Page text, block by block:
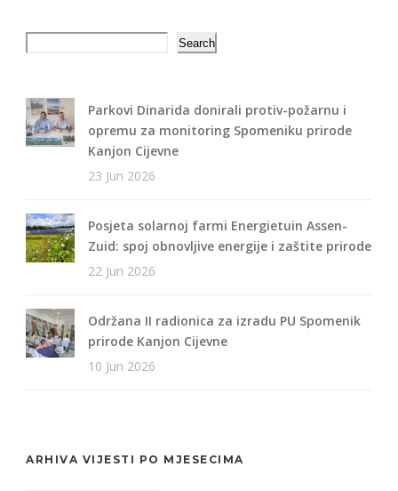
Search
Parkovi Dinarida donirali protiv-požarnu i
opremu za monitoring Spomeniku prirode
Kanjon Cijevne
23 Jun 2026
Posjeta solarnoj farmi Energietuin Assen-
Zuid: spoj obnovljive energije i zaštite prirode
22 Jun 2026
Održana II radionica za izradu PU Spomenik
prirode Kanjon Cijevne
10 Jun 2026
ARHIVA VIJESTI PO MJESECIMA